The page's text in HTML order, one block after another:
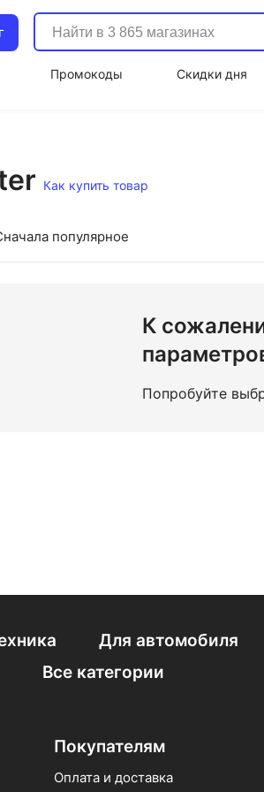
Промокоды Скидки дня
Как купить товар
популярное
К
Попробуйте
Для автомобиля
Все категории
Покупателям
Оплата и доставка